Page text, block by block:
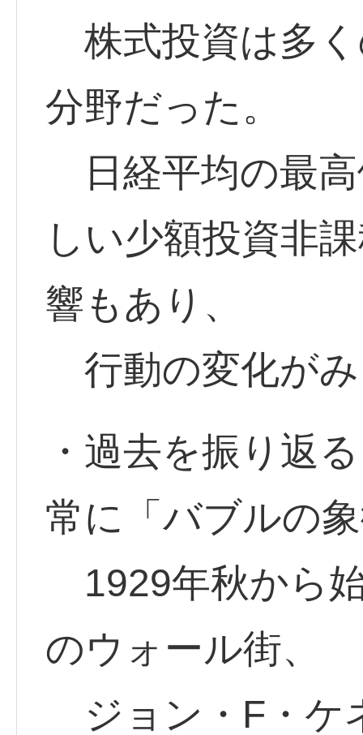
株式投資は多
分野だった。
日経平均の最
しい少額投資非
響もあり、
行動の変化が
・過去を振り返
常に「バブルの
1929年秋から
のウォール街、
ジョン・F・ケ